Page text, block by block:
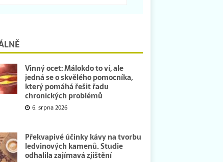
Vinný ocet: Málokdo to ví, ale
jedná se o skvělého pomocníka,
který pomáhá řešit řadu
chronických problémů
6. srpna 2026
Překvapivé účinky kávy na tvorbu
ledvinových kamenů. Studie
odhalila zajímavá zjištění